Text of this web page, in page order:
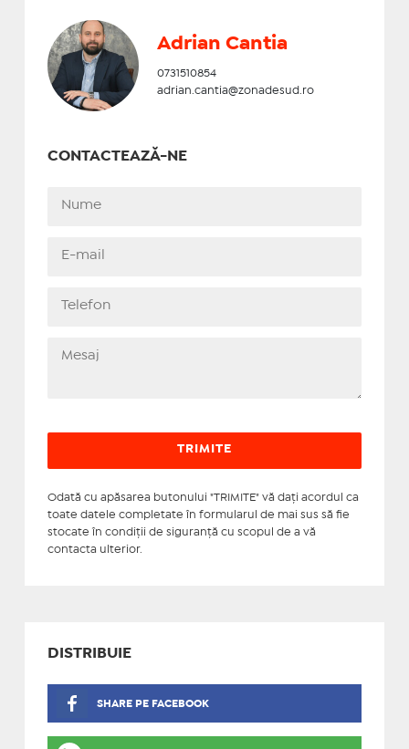
Adrian Cantia
0731510854
adrian.cantia@zonadesud.ro
CONTACTEAZĂ-NE
Odată cu apăsarea butonului "TRIMITE" vă daţi acordul ca
toate datele completate în formularul de mai sus să fie
stocate în condiţii de siguranţă cu scopul de a vă
contacta ulterior.
DISTRIBUIE
SHARE PE FACEBOOK